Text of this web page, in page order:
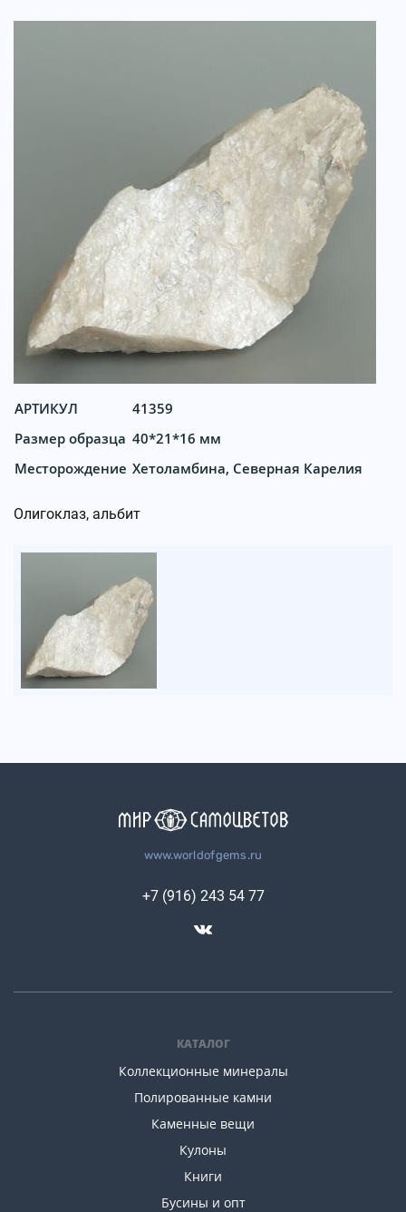
АРТИКУЛ
41359
Размер образца 40*21*16 мм
Месторождение Хетоламбина, Северная Карелия
Олигоклаз, альбит
www.worldofgems.ru
КАТАЛОГ
Коллекционные минералы
Полированные камни
Каменные вещи
Кулоны
Книги
Бусины и опт
+7 (916) 243 54 77